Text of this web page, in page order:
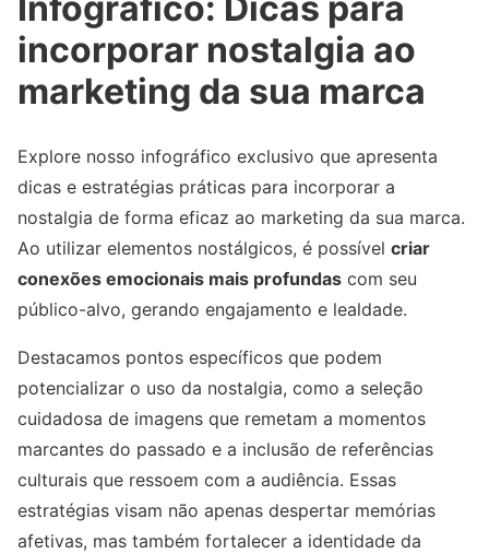
incorporar nostalgia ao
marketing da sua marca
Explore nosso infográfico exclusivo que apresenta
dicas e estratégias práticas para incorporar a
nostalgia de forma eficaz ao marketing da sua marca.
Ao utilizar elementos nostálgicos, é possível criar
conexões emocionais mais profundas com seu
público-alvo, gerando engajamento e lealdade.
Destacamos pontos específicos que podem
potencializar o uso da nostalgia, como a seleção
cuidadosa de imagens que remetam a momentos
marcantes do passado e a inclusão de referências
culturais que ressoem com a audiência. Essas
estratégias visam não apenas despertar memórias
afetivas, mas também fortalecer a identidade da